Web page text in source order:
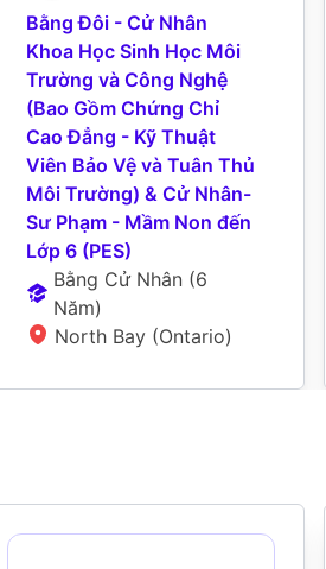
Bằng Đôi - Cử Nhân
Khoa Học Sinh Học Môi
Trường và Công Nghệ
(Bao Gồm Chứng Chỉ
Cao Đẳng - Kỹ Thuật
Viên Bảo Vệ và Tuân Thủ
Môi Trường) & Cử Nhân-
Sư Phạm - Mầm Non đến
Lớp 6 (PES)
Bằng Cử Nhân (6
Năm)
North Bay (Ontario)